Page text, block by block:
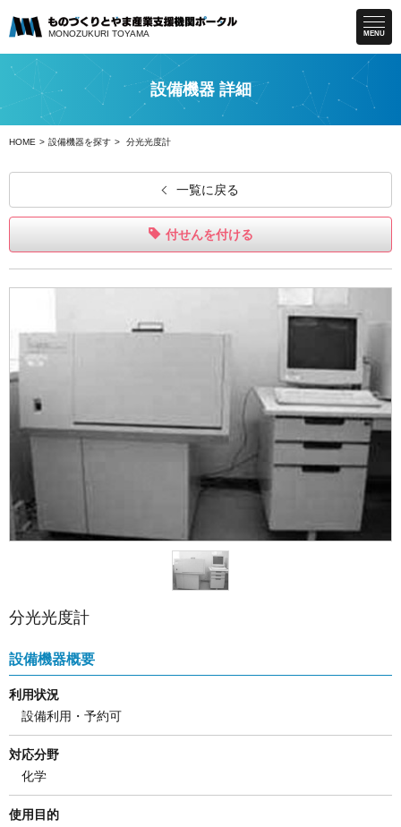
MONOZUKURI TOYAMA MENU
設備機器 詳細
HOME 設備機器を探す 分光光度計
一覧に戻る
付せんを付ける
分光光度計
設備機器概要
利用状況
設備利用・予約可
対応分野
化学
使用目的